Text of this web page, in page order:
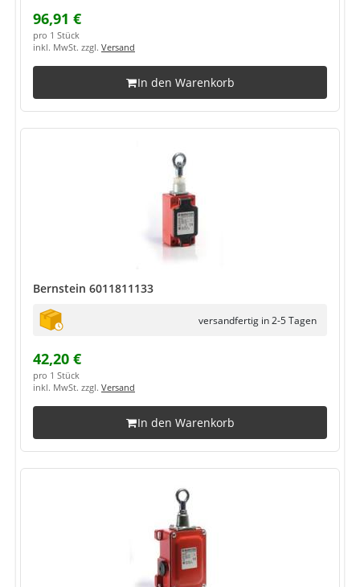
96,91 €
pro 1 Stück
inkl. MwSt. zzgl. Versand
In den Warenkorb
Bernstein 6011811133
versandfertig in 2-5 Tagen
42,20 €
pro 1 Stück
inkl. MwSt. zzgl. Versand
In den Warenkorb